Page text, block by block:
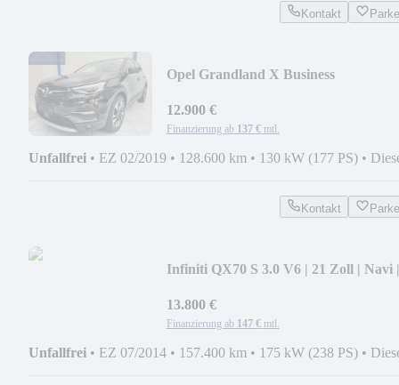
Kontakt
Opel Grandland X Business
12.900 €
Finanzierung ab 137 € mtl.
Unfallfrei • EZ 02/2019 • 128.600 km • 130 kW (177 PS) •
Kontakt
Infiniti QX70 S 3.0 V6 | 21 Zoll | Navi |
13.800 €
Finanzierung ab 147 € mtl.
Unfallfrei • EZ 07/2014 • 157.400 km • 175 kW (238 PS) •